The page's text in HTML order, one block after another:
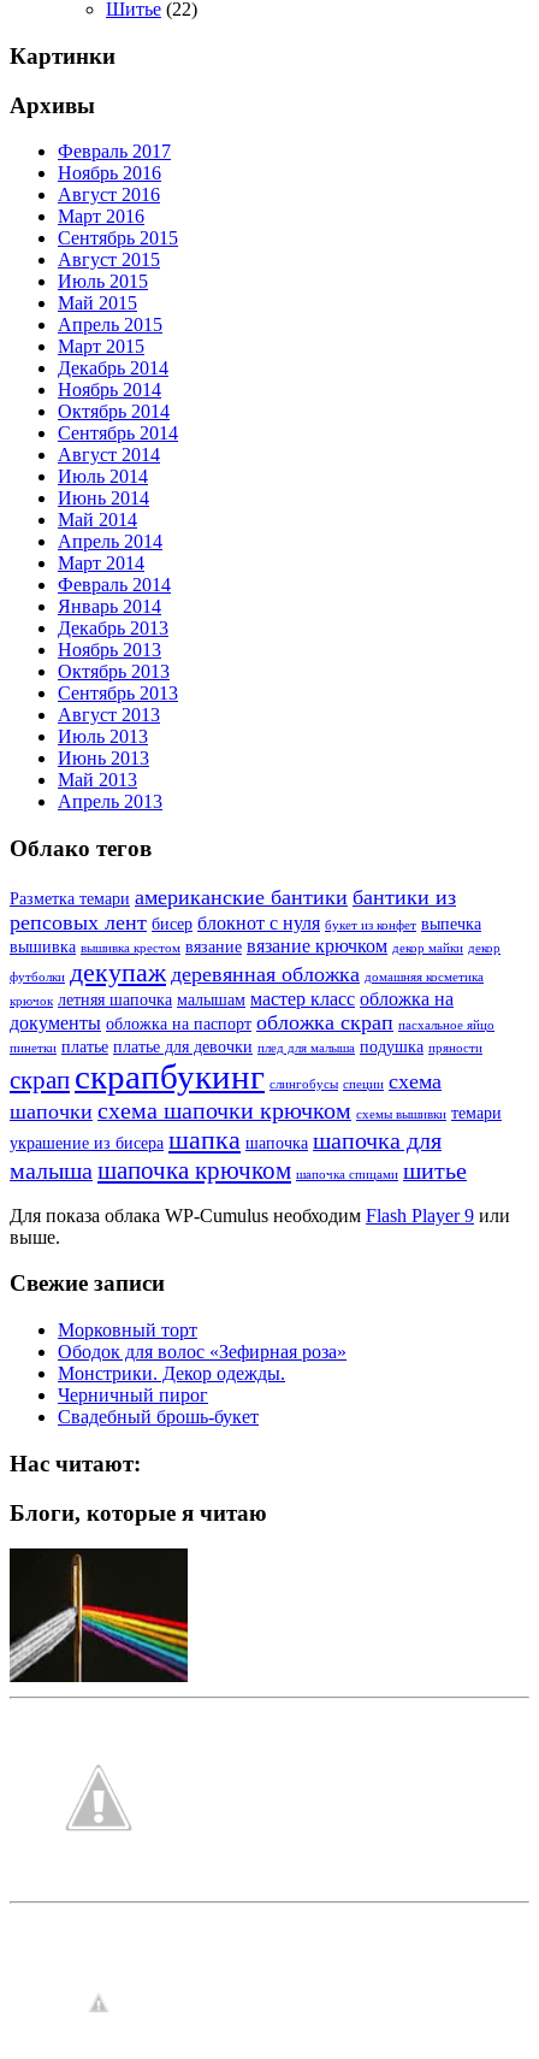
Шитье (22)
Картинки
Архивы
Февраль 2017
Ноябрь 2016
Август 2016
Март 2016
Сентябрь 2015
Август 2015
Июль 2015
Май 2015
Апрель 2015
Март 2015
Декабрь 2014
Ноябрь 2014
Октябрь 2014
Сентябрь 2014
Август 2014
Июль 2014
Июнь 2014
Май 2014
Апрель 2014
Март 2014
Февраль 2014
Январь 2014
Декабрь 2013
Ноябрь 2013
Октябрь 2013
Сентябрь 2013
Август 2013
Июль 2013
Июнь 2013
Май 2013
Апрель 2013
Облако тегов
Разметка темари американские бантики бантики из
репсовых лент бисер блокнот с нуля букет из конфет выпечка
вышивка вышивка крестом вязание вязание крючком декор майки декор
футболки декупаж деревянная обложка домашняя косметика
крючок летняя шапочка малышам мастер класс обложка на
документы обложка на паспорт обложка скрап пасхальное яйцо
пинетки платье платье для девочки плед для малыша подушка пряности
скрап скрапбукинг слингобусы специи схема
шапочки схема шапочки крючком схемы вышивки темари
украшение из бисера шапка шапочка шапочка для
малыша шапочка крючком шапочка спицами шитье
Для показа облака WP-Cumulus необходим Flash Player 9 или
выше.
Свежие записи
Морковный торт
Ободок для волос «Зефирная роза»
Монстрики. Декор одежды.
Черничный пирог
Свадебный брошь-букет
Нас читают:
Блоги, которые я читаю